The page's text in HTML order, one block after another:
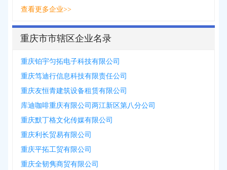
查看更多企业>>
重庆市市辖区企业名录
重庆铂宇匀拓电子科技有限公司
重庆笃迪行信息科技有限责任公司
重庆友恒青建筑设备租赁有限公司
库迪咖啡重庆有限公司两江新区第八分公司
重庆默丁格文化传媒有限公司
重庆利长贸易有限公司
重庆平拓工贸有限公司
重庆全韧隽商贸有限公司